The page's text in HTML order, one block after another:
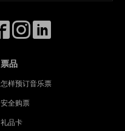
票品
怎样预订音乐票
安全购票
礼品卡